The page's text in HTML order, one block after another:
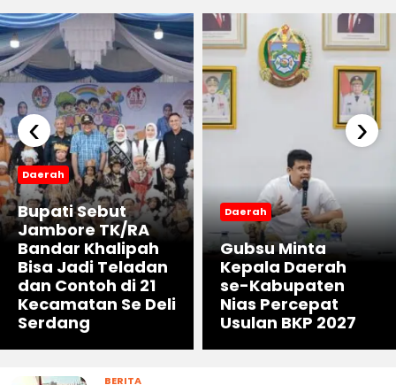
Daerah
Bupati Sebut
Jambore TK/RA
Bandar Khalipah
Bisa Jadi Teladan
dan Contoh di 21
Kecamatan Se Deli
Serdang
Daerah
Gubsu Minta
Kepala Daerah
se-Kabupaten
Nias Percepat
Usulan BKP 2027
‹ ›
BERITA